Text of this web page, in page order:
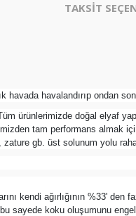
TAKSİT
havalandırıp ondan
ürünlerimizde doğal elyaf
tam performans almak
gb. üst solunum yolu
kendi ağırlığının %33'
sayede koku oluşumunu